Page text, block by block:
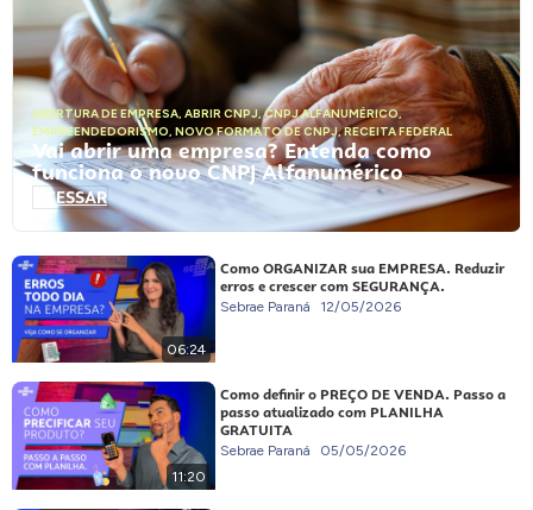
ABERTURA DE EMPRESA, ABRIR CNPJ,CNPJ ALFANUMÉRICO,
EMPREENDEDORISMO, NOVO FORMATO DE CNPJ,RECEITA FEDERAL
Vai abrir uma empresa? Entenda como
funciona o novo CNPJ Alfanumérico
ACESSAR
06:24
Como ORGANIZAR sua EMPRESA. Reduzir
erros e crescer com SEGURANÇA.
Sebrae Paraná 12/05/2026
11:20
Como definir o PREÇO DE VENDA. Passo a
passo atualizado com PLANILHA
GRATUITA
Sebrae Paraná 05/05/2026